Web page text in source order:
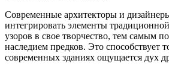
Современные архитекторы и
интегрировать элементы
узоров в свое творчество, тем самым
наследием предков. Это способствует
современных зданиях ощущается дух